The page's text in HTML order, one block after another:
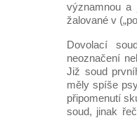
významnou a
žalované v
Dovolací
neoznačení
Již soud
měly spíše
připomenutí
soud, jinak